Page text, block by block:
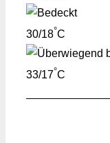
30/18°C
33/17°C